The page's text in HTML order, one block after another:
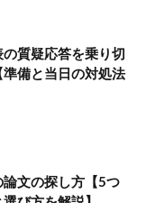
質疑応答を乗り切
準備と当日の対処法
論文の探し方【5つ